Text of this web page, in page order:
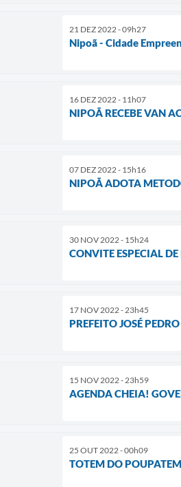
21 DEZ 2022 - 09h27
Nipoã - Cidade
16 DEZ 2022 - 11h07
NIPOÃ RECEBE VAN
07 DEZ 2022 - 15h16
NIPOÃ ADOTA
30 NOV 2022 - 15h24
CONVITE ESPECIAL
17 NOV 2022 - 23h45
PREFEITO JOSÉ
15 NOV 2022 - 23h59
AGENDA CHEIA!
25 OUT 2022 - 00h09
TOTEM DO